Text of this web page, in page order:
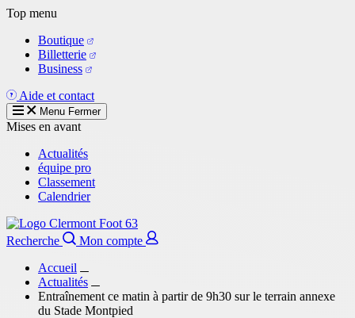
Aller
contenu
principal
Top menu
Boutique
Billetterie
Business
Aide et contact
Menu Fermer
Mises en avant
Actualités
équipe pro
Classement
Calendrier
Recherche
Mon compte
Accueil
Actualités
Entraînement ce matin à partir de 9h30 sur le terrain annexe
du Stade Montpied